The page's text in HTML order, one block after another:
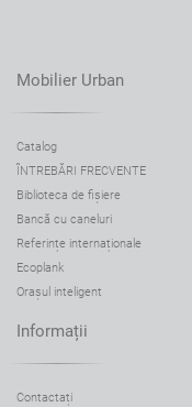
Mobilier Urban
Catalog
ÎNTREBĂRI FRECVENTE
Biblioteca de fișiere
Bancă cu caneluri
Referințe internaționale
Ecoplank
Orașul inteligent
Informații
Contactați